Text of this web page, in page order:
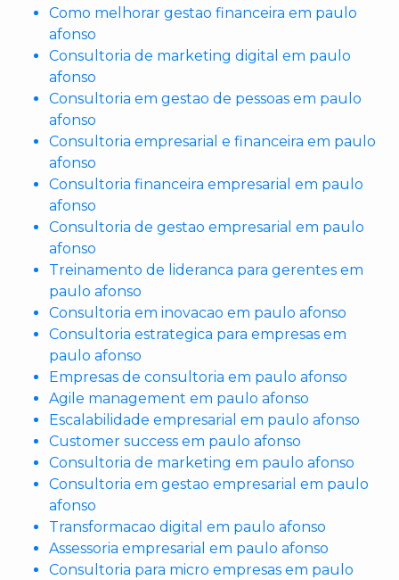
Como melhorar gestao financeira em paulo
afonso
Consultoria de marketing digital em paulo
afonso
Consultoria em gestao de pessoas em paulo
afonso
Consultoria empresarial e financeira em paulo
afonso
Consultoria financeira empresarial em paulo
afonso
Consultoria de gestao empresarial em paulo
afonso
Treinamento de lideranca para gerentes em
paulo afonso
Consultoria em inovacao em paulo afonso
Consultoria estrategica para empresas em
paulo afonso
Empresas de consultoria em paulo afonso
Agile management em paulo afonso
Escalabilidade empresarial em paulo afonso
Customer success em paulo afonso
Consultoria de marketing em paulo afonso
Consultoria em gestao empresarial em paulo
afonso
Transformacao digital em paulo afonso
Assessoria empresarial em paulo afonso
Consultoria para micro empresas em paulo